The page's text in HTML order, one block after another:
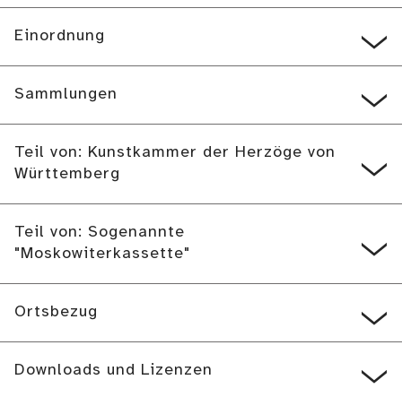
Einordnung
Sammlungen
Teil von: Kunstkammer der Herzöge von
Württemberg
Teil von: Sogenannte
"Moskowiterkassette"
Ortsbezug
Downloads und Lizenzen